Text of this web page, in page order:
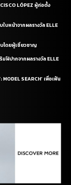
LÓPEZ ผู้ก่อตั้ง
บหน้าจากผลรางวัล ELLE
โดยผู้เชี่ยวชาญ
ฝีปากจากผลรางวัล ELLE
SEARCH’ เพื่อเฟ้น